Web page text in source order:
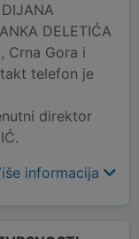
DELETIĆA
Crna Gora i
telefon je
direktor
informacija